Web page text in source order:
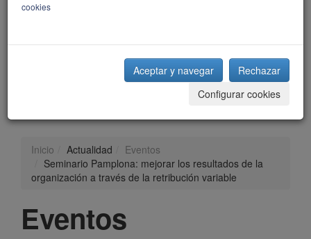
Inicio Actualidad
Eventos
Seminario Pamplona: mejorar los resultados de la
organización a través de la retribución variable
Eventos
cookies
Aceptar y navegar
Rechazar
Configurar cookies